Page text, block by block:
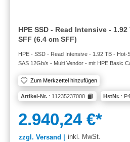
HPE SSD - Read Intensive -
SFF (6.4 cm SFF)
HPE - SSD - Read Intensive - 1.92 TB -
SAS 12Gb/s - Multi Vendor - mit HPE Basic
Zum Merkzettel hinzufügen
Artikel-Nr. : 11235237000 HstNr. :
2.940,24 €*
zzgl. Versand | inkl. MwSt.